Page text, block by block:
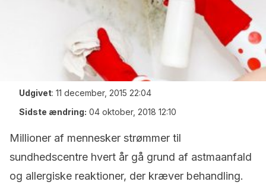
Udgivet: 11 december, 2015 22:04
Sidste ændring: 04 oktober, 2018 12:10
Millioner af mennesker strømmer til
sundhedscentre hvert år gå grund af astmaanfald
og allergiske reaktioner, der kræver behandling.